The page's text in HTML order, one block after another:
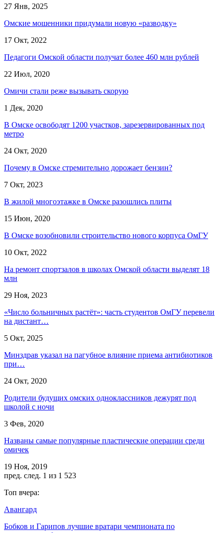
27 Янв, 2025
Омские мошенники придумали новую «разводку»
17 Окт, 2022
Педагоги Омской области получат более 460 млн рублей
22 Июл, 2020
Омичи стали реже вызывать скорую
1 Дек, 2020
В Омске освободят 1200 участков, зарезервированных под
метро
24 Окт, 2020
Почему в Омске стремительно дорожает бензин?
7 Окт, 2023
В жилой многоэтажке в Омске разошлись плиты
15 Июн, 2020
В Омске возобновили строительство нового корпуса ОмГУ
10 Окт, 2022
На ремонт спортзалов в школах Омской области выделят 18
млн
29 Ноя, 2023
«Число больничных растёт»: часть студентов ОмГУ перевели
на дистант…
5 Окт, 2025
Минздрав указал на пагубное влияние приема антибиотиков
при…
24 Окт, 2020
Родители будущих омских одноклассников дежурят под
школой с ночи
3 Фев, 2020
Названы самые популярные пластические операции среди
омичек
19 Ноя, 2019
пред. след. 1 из 1 523
Топ вчера:
Авангард
Бобков и Гарипов лучшие вратари чемпионата по